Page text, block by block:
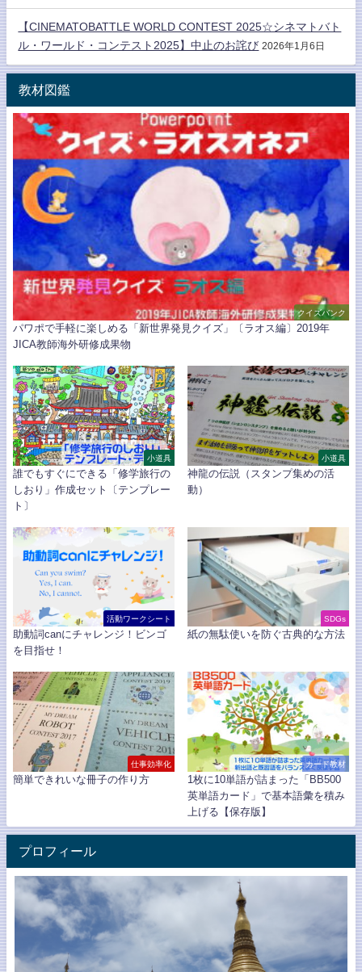
【CINEMATOBATTLE WORLD CONTEST 2025☆シネマトバト
ル・ワールド・コンテスト2025】中止のお詫び 2026年1月6日
教材図鑑
クイズバンク
パワポで手軽に楽しめる「新世界発見クイズ」〔ラオス編〕2019年
JICA教師海外研修成果物
小道具
誰でもすぐにできる「修学旅行の
しおり」作成セット〔テンプレー
ト〕
小道具
神龍の伝説（スタンプ集めの活
動）
活動ワークシート
助動詞canにチャレンジ！ビンゴ
を目指せ！
SDGs
紙の無駄使いを防ぐ古典的な方法
仕事効率化
簡単できれいな冊子の作り方
カード教材
1枚に10単語が詰まった「BB500
英単語カード」で基本語彙を積み
上げる【保存版】
プロフィール